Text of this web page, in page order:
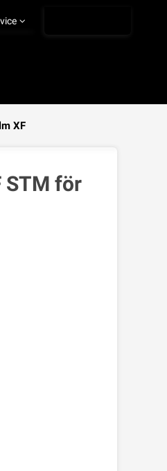
XF
STM för